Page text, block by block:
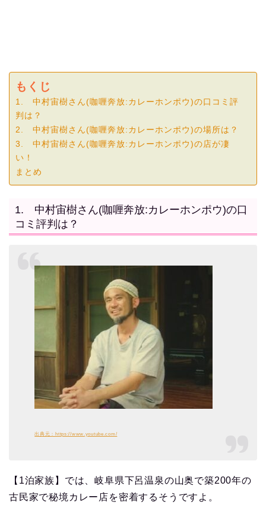
もくじ
1. 中村宙樹さん(咖喱奔放:カレーホンポウ)の口コミ評
判は？
2. 中村宙樹さん(咖喱奔放:カレーホンポウ)の場所は？
3. 中村宙樹さん(咖喱奔放:カレーホンポウ)の店が凄
い！
まとめ
1. 中村宙樹さん(咖喱奔放:カレーホンポウ)の口
コミ評判は？
出典元：https://www.youtube.com/
【1泊家族】では、岐阜県下呂温泉の山奥で築200年の
古民家で秘境カレー店を密着するそうですよ。